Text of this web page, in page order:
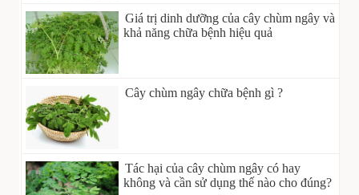
Giá trị dinh dưỡng của cây chùm ngây và
khả năng chữa bệnh hiệu quả
Cây chùm ngây chữa bệnh gì ?
Tác hại của cây chùm ngây có hay
không và cần sử dụng thế nào cho đúng?